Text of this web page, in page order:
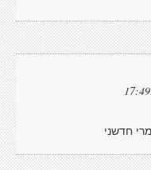
חדשני